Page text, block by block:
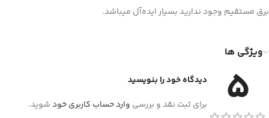
برق مستقیم وجود ندارید بسیار ایده‌آل میباشد.
ویژگی ها
5
دیدگاه خود را بنویسید
برای ثبت نقد و بررسی وارد حساب کاربری خودشوید.